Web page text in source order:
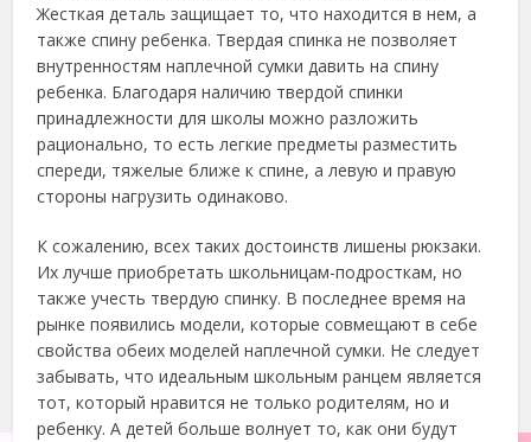
Жесткая деталь защищает то, что находится в нем, а
также спину ребенка. Твердая спинка не позволяет
внутренностям наплечной сумки давить на спину
ребенка. Благодаря наличию твердой спинки
принадлежности для школы можно разложить
рационально, то есть легкие предметы разместить
спереди, тяжелые ближе к спине, а левую и правую
стороны нагрузить одинаково.
К сожалению, всех таких достоинств лишены рюкзаки.
Их лучше приобретать школьницам-подросткам, но
также учесть твердую спинку. В последнее время на
рынке появились модели, которые совмещают в себе
свойства обеих моделей наплечной сумки. Не следует
забывать, что идеальным школьным ранцем является
тот, который нравится не только родителям, но и
ребенку. А детей больше волнует то, как они будут